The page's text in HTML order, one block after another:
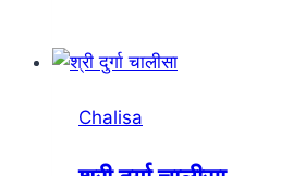
Chalisa